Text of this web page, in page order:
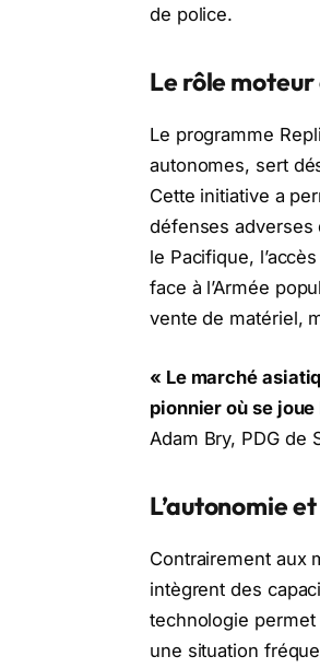
de police.
Le rôle
Le programme
autonomes, sert
Cette initiative a
défenses adverses
le Pacifique,
face à l’Armée
vente de matériel,
« Le marché
pionnier où se
Adam Bry, PDG de
L’autonomie
Contrairement aux
intègrent des
technologie
une situation